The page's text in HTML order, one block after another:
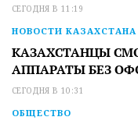
СЕГОДНЯ В 11:19
НОВОСТИ КАЗАХСТАНА
КАЗАХСТАНЦЫ
АППАРАТЫ БЕЗ
СЕГОДНЯ В 10:31
ОБЩЕСТВО